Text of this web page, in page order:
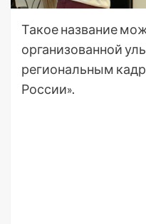
Такое название
организованной
региональным
России».